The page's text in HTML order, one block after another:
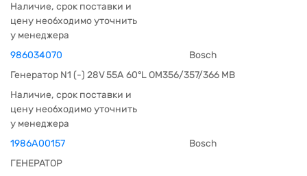
Наличие, срок поставки и
цену необходимо уточнить
у менеджера
986034070
Bosch
Генератор N1 (-) 28V 55A 60°L OM356/357/366 MB
Наличие, срок поставки и
цену необходимо уточнить
у менеджера
1986A00157
Bosch
ГЕНЕРАТОР